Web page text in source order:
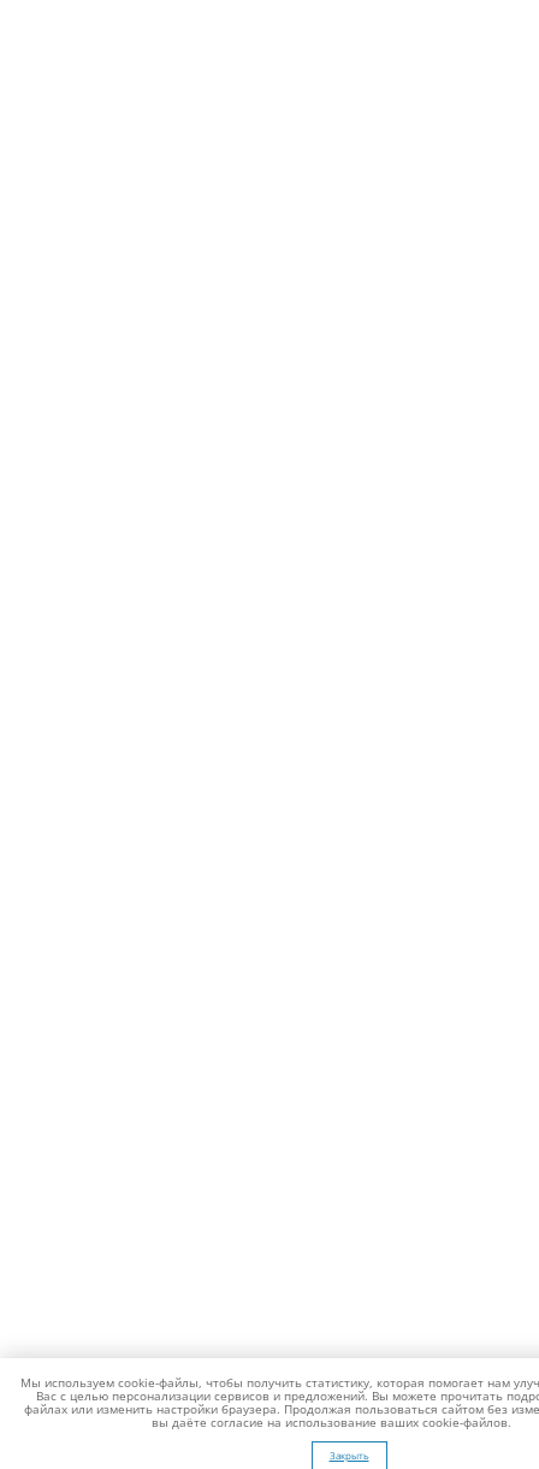
Мы используем cookie-файлы, чтобы получить статистику, которая помогает нам
Вас с целью персонализации сервисов и предложений. Вы можете прочитать
файлах или изменить настройки браузера. Продолжая пользоваться сайтом без
вы даёте согласие на использование ваших cookie-файлов.